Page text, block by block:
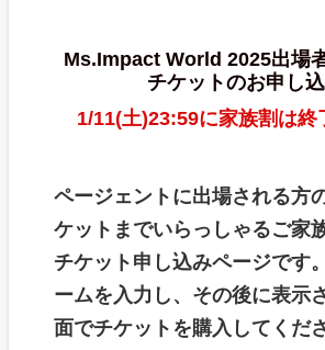
Ms.Impact World 2025出場
チケットのお申し
1/11(土)23:59に家族割は終
ページェントに出場される方
ケットまでいらっしゃるご家
チケット申し込みページです
ームを入力し、その後に表示
面でチケットを購入してくださ